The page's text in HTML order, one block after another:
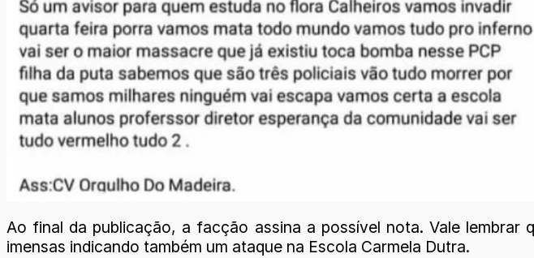
Ao final da publicação, a facção assina a possível nota. Vale lembrar
imensas indicando também um ataque na Escola Carmela Dutra.